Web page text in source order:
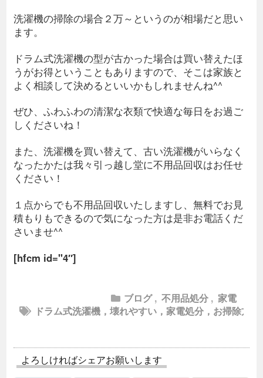
洗濯機の掃除の場合２万～というのが相場だと思い
ます。
ドラム式洗濯機の型が古かった場合は買い替えたほ
うがお得ということもありますので、そこは家族と
よく相談して決めるといいかもしれませんね^^
ぜひ、ふわふわの清潔な衣類で快適な毎日をお過ご
しくださいね！
また、洗濯機を買い替えて、古い洗濯機がいらなく
なったかたは我々引っ越し堂に不用品回収はお任せ
ください！
１点からでも不用品回収いたしますし、無料でお見
積もりもできるので気になった方は是非お電話くだ
さいませ^^
[hfcm id="4″]
ブログ , 不用品処分 , 家電
ドラム式洗濯機，壊れやすい，家電処分，お掃除方法
よろしければシェアお願いします